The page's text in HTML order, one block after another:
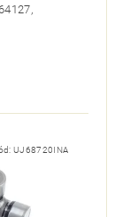
UJ68720INA